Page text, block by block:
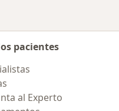
pacientes
al Experto